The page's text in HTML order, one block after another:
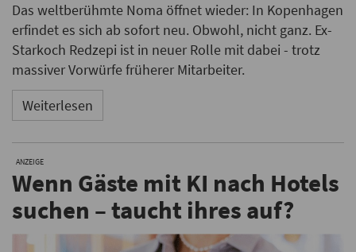
Das weltberühmte Noma öffnet wieder: In Kopenhagen
erfindet es sich ab sofort neu. Obwohl, nicht ganz. Ex-
Starkoch Redzepi ist in neuer Rolle mit dabei - trotz
massiver Vorwürfe früherer Mitarbeiter.
Weiterlesen
ANZEIGE
Wenn Gäste mit KI nach Hotels
suchen – taucht ihres auf?